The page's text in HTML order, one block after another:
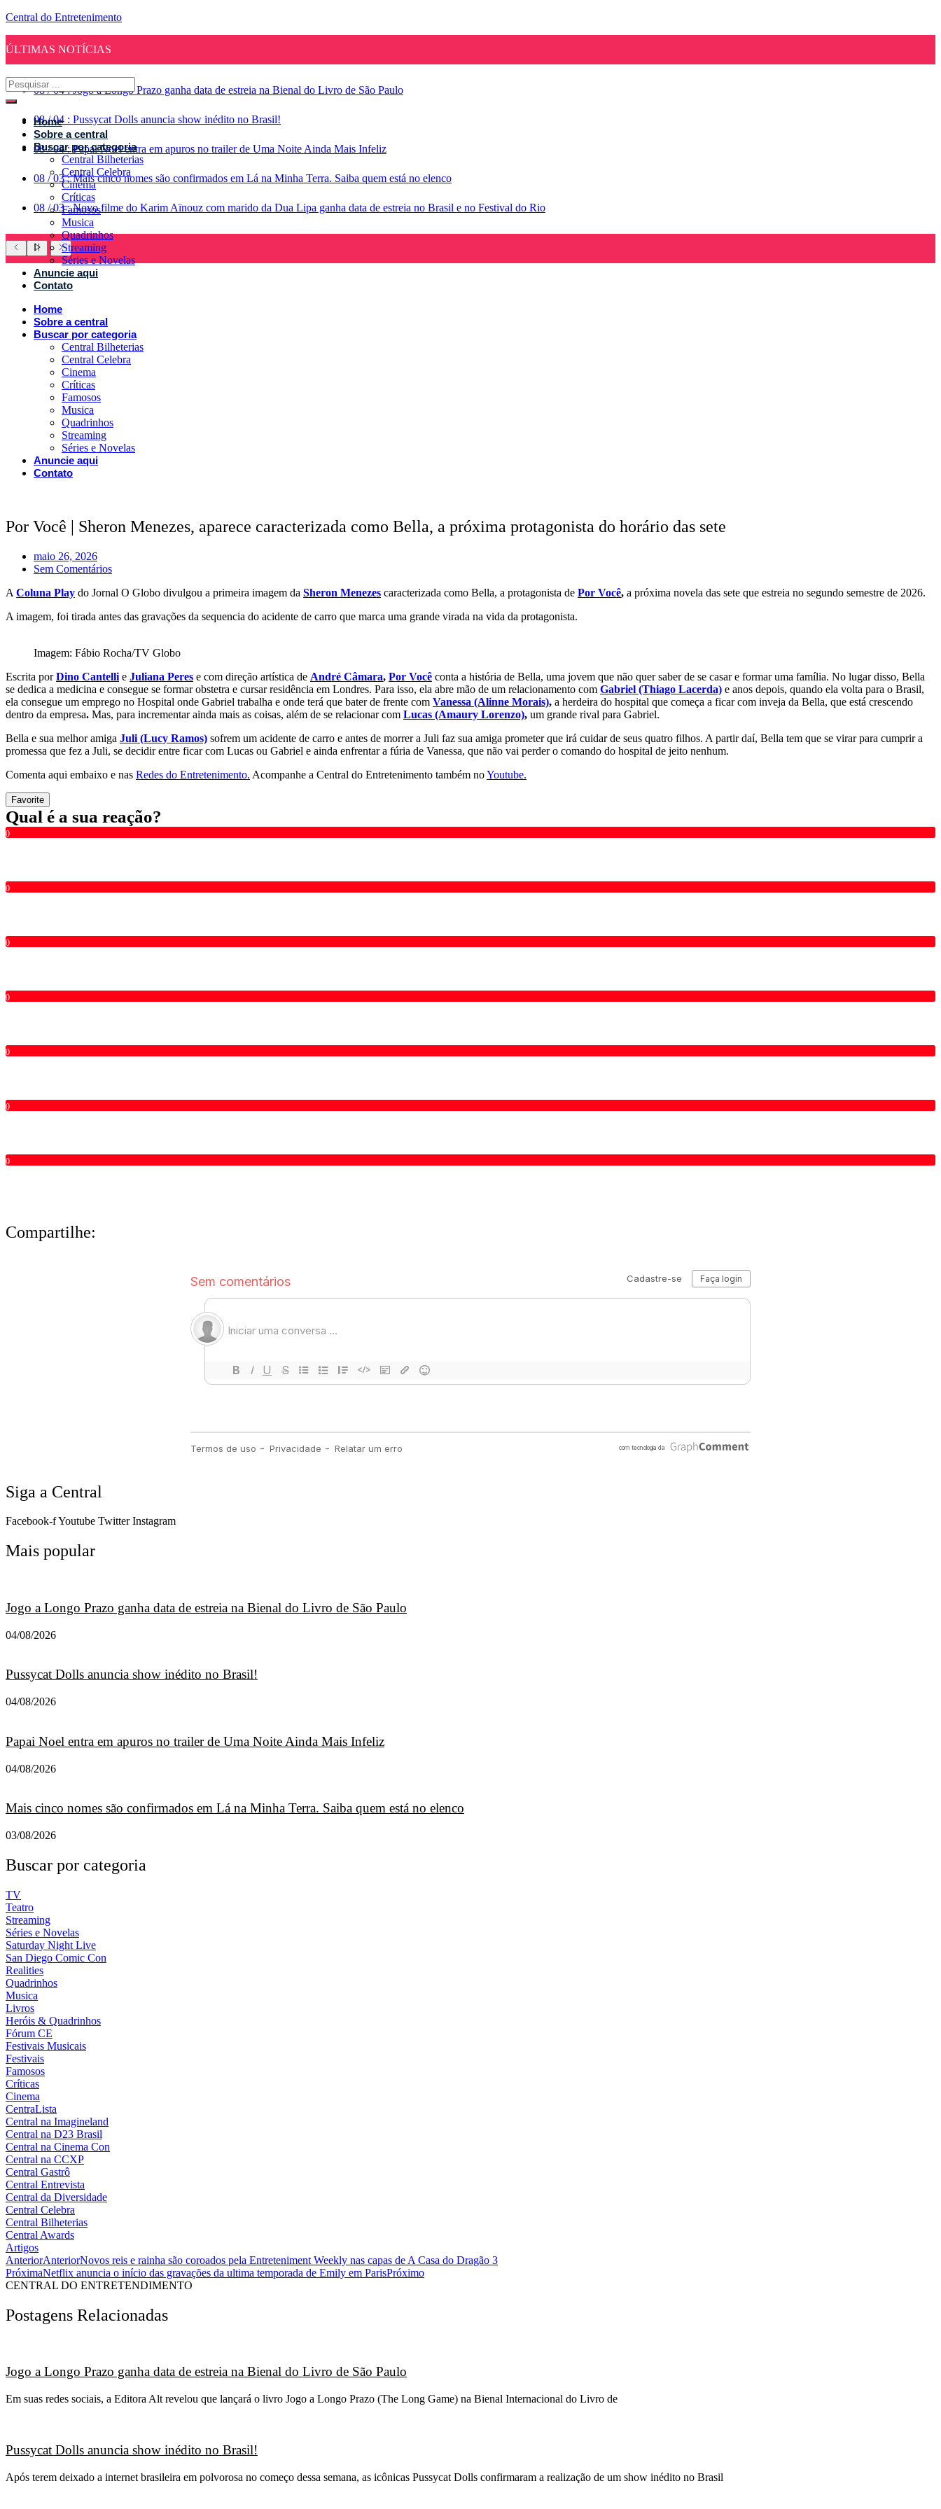
Central do Entretenimento
ÚLTIMAS NOTÍCIAS
08 / 04 : Jogo a Longo Prazo ganha data de estreia na Bienal do Livro de São Paulo
08 / 04 : Pussycat Dolls anuncia show inédito no Brasil!
08 / 04 : Papai Noel entra em apuros no trailer de Uma Noite Ainda Mais Infeliz
08 / 03 : Mais cinco nomes são confirmados em Lá na Minha Terra. Saiba quem está no elenco
08 / 03 : Novo filme do Karim Aïnouz com marido da Dua Lipa ganha data de estreia no Brasil e no Festival do Rio
Home
Sobre a central
Buscar por categoria
Central Bilheterias
Central Celebra
Cinema
Críticas
Famosos
Musica
Quadrinhos
Streaming
Séries e Novelas
Anuncie aqui
Contato
Home
Sobre a central
Buscar por categoria
Central Bilheterias
Central Celebra
Cinema
Críticas
Famosos
Musica
Quadrinhos
Streaming
Séries e Novelas
Anuncie aqui
Contato
Por Você | Sheron Menezes, aparece caracterizada como Bella, a próxima protagonista do horário das sete
maio 26, 2026
Sem Comentários
A Coluna Play do Jornal O Globo divulgou a primeira imagem da Sheron Menezes caracterizada como Bella, a protagonista de Por Você, a próxima novela das sete que estreia no segundo semestre de 2026.
A imagem, foi tirada antes das gravações da sequencia do acidente de carro que marca uma grande virada na vida da protagonista.
Imagem: Fábio Rocha/TV Globo
Escrita porDino Cantelli e Juliana Peres e com direção artística de André Câmara, Por Você conta a história de Bella, uma jovem que não quer saber de se casar e formar uma família. No lugar disso, Bella
se dedica a medicina e consegue se formar obstetra e cursar residência em Londres. Para isso, ela abre mão de um relacionamento com Gabriel (Thiago Lacerda) e anos depois, quando ela volta para o Brasil,
ela consegue um emprego no Hospital onde Gabriel trabalha e onde terá que bater de frente com Vanessa (Alinne Morais), a herdeira do hospital que começa a ficar com inveja da Bella, que está crescendo
dentro da empresa. Mas, para incrementar ainda mais as coisas, além de se relacionar com Lucas (Amaury Lorenzo), um grande rival para Gabriel.
Bella e sua melhor amiga Juli (Lucy Ramos) sofrem um acidente de carro e antes de morrer a Juli faz sua amiga prometer que irá cuidar de seus quatro filhos. A partir daí, Bella tem que se virar para cumprir a
promessa que fez a Juli, se decidir entre ficar com Lucas ou Gabriel e ainda enfrentar a fúria de Vanessa, que não vai perder o comando do hospital de jeito nenhum.
Comenta aqui embaixo e nas Redes do Entretenimento. Acompanhe a Central do Entretenimento também noYoutube.
Favorite
Qual é a sua reação?
0
0
0
0
0
0
0
Compartilhe:
Siga a Central
Facebook-fYoutube Twitter Instagram
Mais popular
Jogo a Longo Prazo ganha data de estreia na Bienal do Livro de São Paulo
04/08/2026
Pussycat Dolls anuncia show inédito no Brasil!
04/08/2026
Papai Noel entra em apuros no trailer de Uma Noite Ainda Mais Infeliz
04/08/2026
Mais cinco nomes são confirmados em Lá na Minha Terra. Saiba quem está no elenco
03/08/2026
Buscar por categoria
TV
Teatro
Streaming
Séries e Novelas
Saturday Night Live
San Diego Comic Con
Realities
Quadrinhos
Musica
Livros
Heróis & Quadrinhos
Fórum CE
Festivais Musicais
Festivais
Famosos
Críticas
Cinema
CentraLista
Central na Imagineland
Central na D23 Brasil
Central na Cinema Con
Central na CCXP
Central Gastrô
Central Entrevista
Central da Diversidade
Central Celebra
Central Bilheterias
Central Awards
Artigos
AnteriorAnteriorNovos reis e rainha são coroados pela Entreteniment Weekly nas capas de A Casa do Dragão 3
PróximaNetflix anuncia o início das gravações da ultima temporada de Emily em ParisPróximo
CENTRAL DO ENTRETENDIMENTO
Postagens Relacionadas
Jogo a Longo Prazo ganha data de estreia na Bienal do Livro de São Paulo
Em suas redes sociais, a Editora Alt revelou que lançará o livro Jogo a Longo Prazo (The Long Game) na Bienal Internacional do Livro de
Pussycat Dolls anuncia show inédito no Brasil!
Após terem deixado a internet brasileira em polvorosa no começo dessa semana, as icônicas Pussycat Dolls confirmaram a realização de um show inédito no Brasil